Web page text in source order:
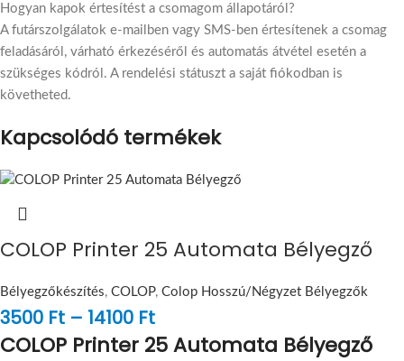
Hogyan kapok értesítést a csomagom állapotáról?
A futárszolgálatok e-mailben vagy SMS-ben értesítenek a csomag
feladásáról, várható érkezéséről és automatás átvétel esetén a
szükséges kódról. A rendelési státuszt a saját fiókodban is
követheted.
Kapcsolódó termékek
COLOP Printer 25 Automata Bélyegző
Bélyegzőkészítés, COLOP, Colop Hosszú/Négyzet Bélyegzők
3500 Ft – 14100 Ft
COLOP Printer 25 Automata Bélyegző